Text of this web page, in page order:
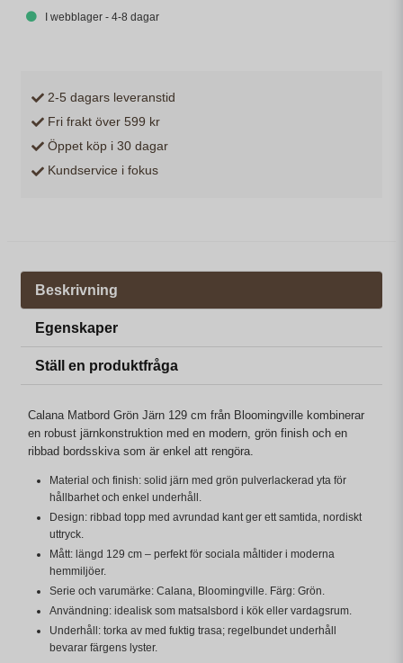
I webblager - 4-8 dagar
2-5 dagars leveranstid
Fri frakt över 599 kr
Öppet köp i 30 dagar
Kundservice i fokus
Beskrivning
Egenskaper
Ställ en produktfråga
Calana Matbord Grön Järn 129 cm från Bloomingville kombinerar
en robust järnkonstruktion med en modern, grön finish och en
ribbad bordsskiva som är enkel att rengöra.
Material och finish: solid järn med grön pulverlackerad yta för
hållbarhet och enkel underhåll.
Design: ribbad topp med avrundad kant ger ett samtida, nordiskt
uttryck.
Mått: längd 129 cm – perfekt för sociala måltider i moderna
hemmiljöer.
Serie och varumärke: Calana, Bloomingville. Färg: Grön.
Användning: idealisk som matsalsbord i kök eller vardagsrum.
Underhåll: torka av med fuktig trasa; regelbundet underhåll
bevarar färgens lyster.